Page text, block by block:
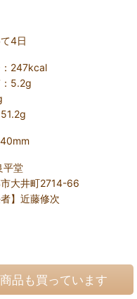
4日
247kcal
5.2g
平堂
大井町2714-66
者】近藤修次
品も買っています